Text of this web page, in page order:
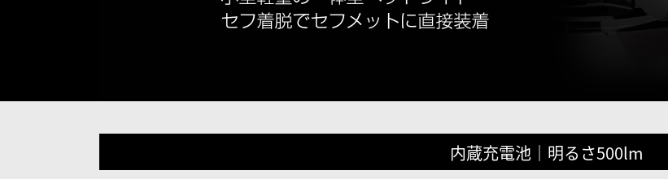
内蔵充電池｜明るさ500lm